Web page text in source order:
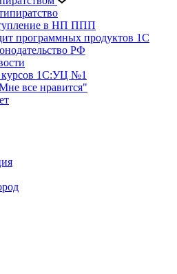
в НП ППП
программных продуктов 1С
РФ
1С:УЦ №1
все нравится"